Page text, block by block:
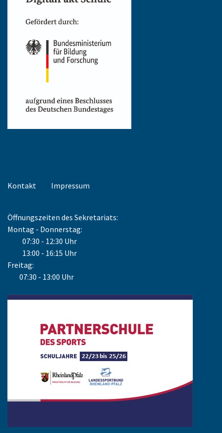
Kontakt Impressum
Öffnungszeiten des Sekretariats:
Montag - Donnerstag:
07:30 - 12:30 Uhr
13:00 - 16:15 Uhr
Freitag:
07:30 - 13:00 Uhr